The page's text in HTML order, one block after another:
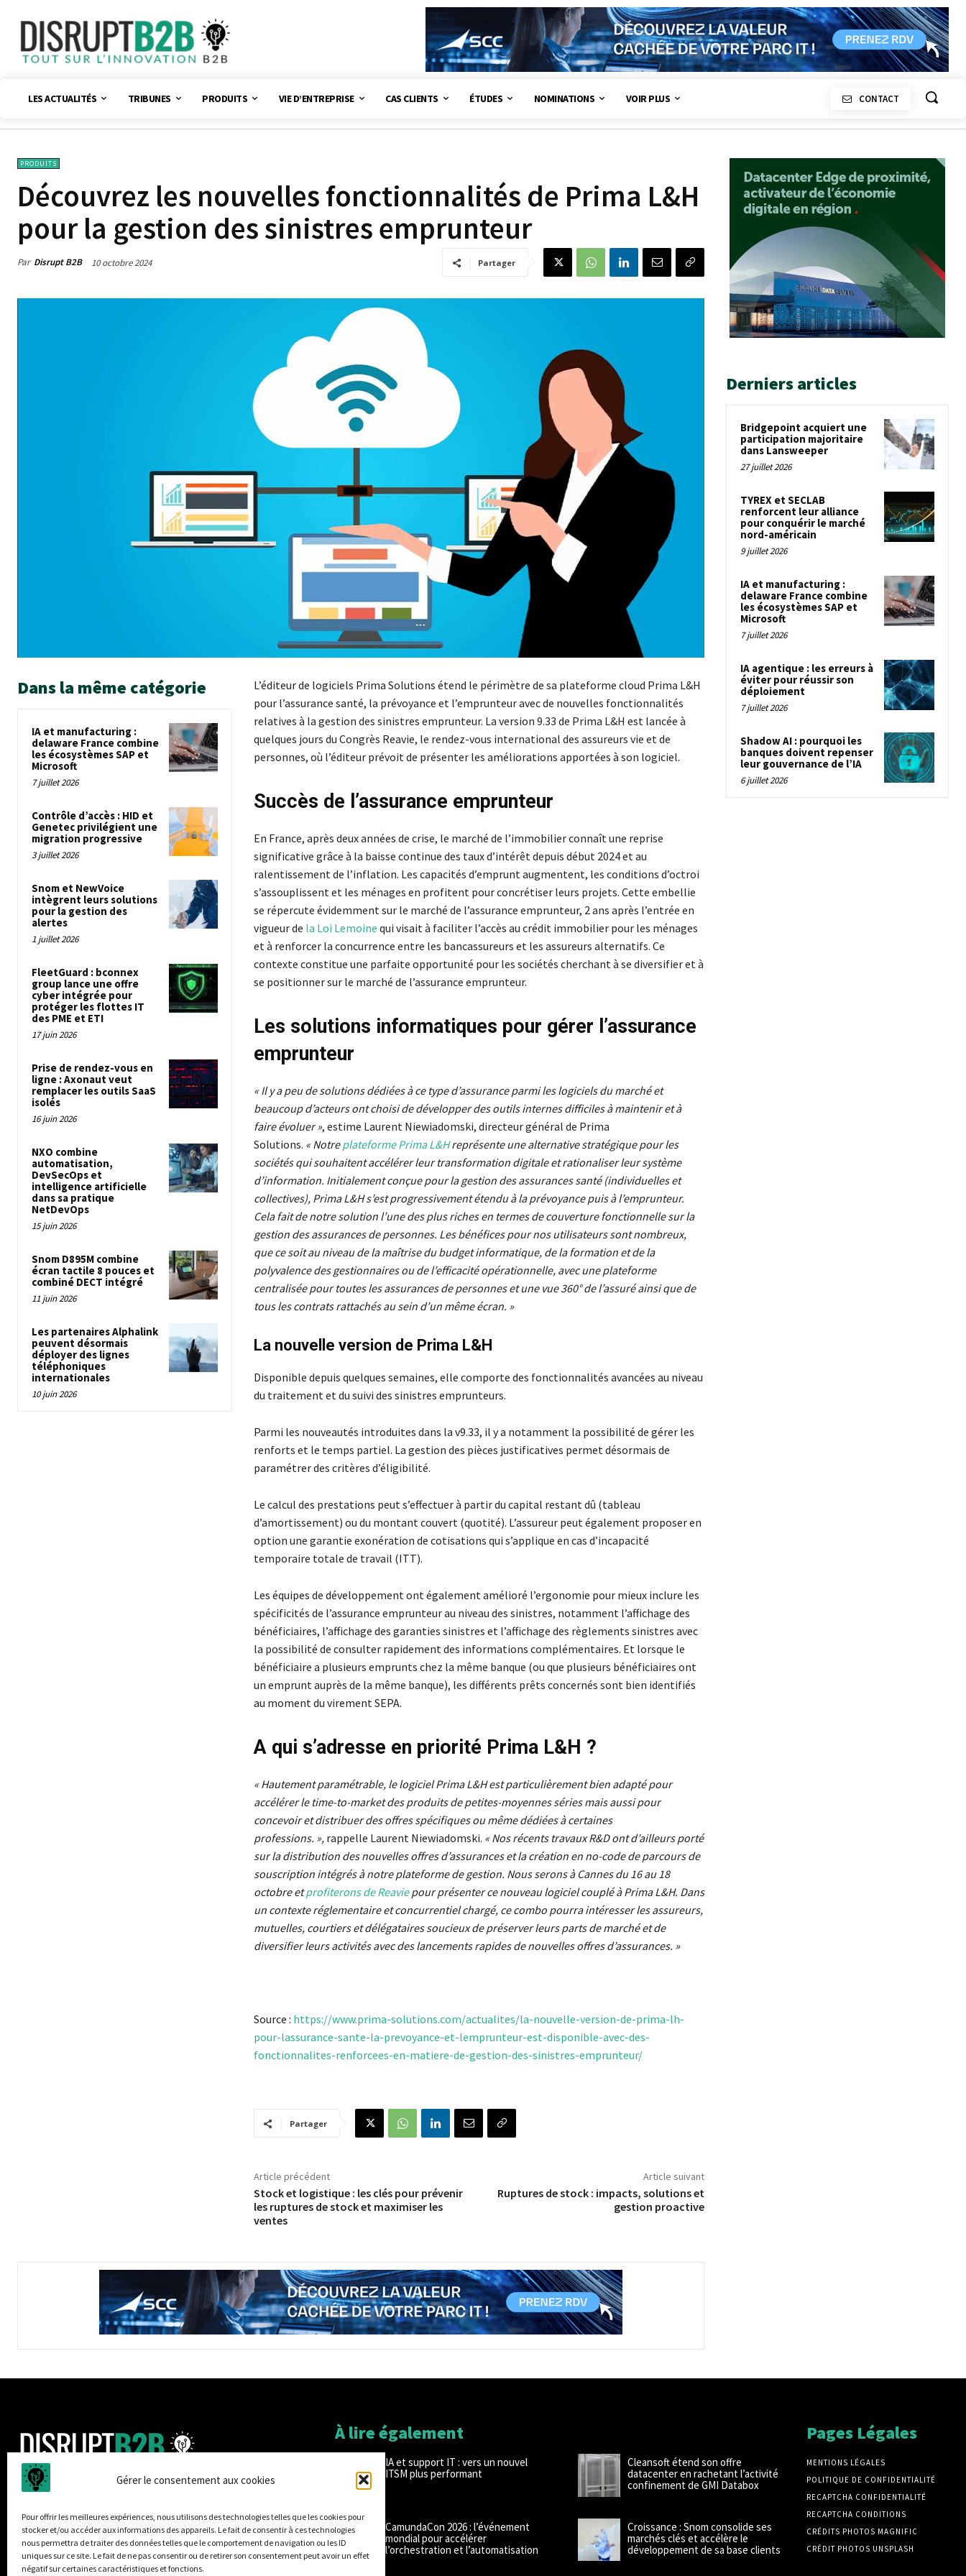
Gérer le consentement aux cookies
Pour offrir les meilleures expériences, nous utilisons des technologies telles que les cookies pour
stocker et/ou accéder aux informations des appareils. Le fait de consentir à ces technologies
nous permettra de traiter des données telles que le comportement de navigation ou les ID
uniques sur ce site. Le fait de ne pas consentir ou de retirer son consentement peut avoir un effet
négatif sur certaines caractéristiques et fonctions.
LES ACTUALITÉS TRIBUNES PRODUITS VIE D’ENTREPRISE CAS CLIENTS ÉTUDES NOMINATIONS VOIR PLUS CONTACT
PRODUITS
Découvrez les nouvelles fonctionnalités de Prima L&H
pour la gestion des sinistres emprunteur
Par Disrupt B2B 10 octobre 2024 Partager
Dans la même catégorie
IA et manufacturing :
delaware France combine
les écosystèmes SAP et
Microsoft
7 juillet 2026
Contrôle d’accès : HID et
Genetec privilégient une
migration progressive
3 juillet 2026
Snom et NewVoice
intègrent leurs solutions
pour la gestion des
alertes
1 juillet 2026
FleetGuard : bconnex
group lance une offre
cyber intégrée pour
protéger les flottes IT
des PME et ETI
17 juin 2026
Prise de rendez-vous en
ligne : Axonaut veut
remplacer les outils SaaS
isolés
16 juin 2026
NXO combine
automatisation,
DevSecOps et
intelligence artificielle
dans sa pratique
NetDevOps
15 juin 2026
Snom D895M combine
écran tactile 8 pouces et
combiné DECT intégré
11 juin 2026
Les partenaires Alphalink
peuvent désormais
déployer des lignes
téléphoniques
internationales
10 juin 2026
L’éditeur de logiciels Prima Solutions étend le périmètre de sa plateforme cloud Prima L&H
pour l’assurance santé, la prévoyance et l’emprunteur avec de nouvelles fonctionnalités
relatives à la gestion des sinistres emprunteur. La version 9.33 de Prima L&H est lancée à
quelques jours du Congrès Reavie, le rendez-vous international des assureurs vie et de
personnes, où l’éditeur prévoit de présenter les améliorations apportées à son logiciel.
Succès de l’assurance emprunteur
En France, après deux années de crise, le marché de l’immobilier connaît une reprise
significative grâce à la baisse continue des taux d’intérêt depuis début 2024 et au
ralentissement de l’inflation. Les capacités d’emprunt augmentent, les conditions d’octroi
s’assouplissent et les ménages en profitent pour concrétiser leurs projets. Cette embellie
se répercute évidemment sur le marché de l’assurance emprunteur, 2 ans après l’entrée en
vigueur de la Loi Lemoine qui visait à faciliter l’accès au crédit immobilier pour les ménages
et à renforcer la concurrence entre les bancassureurs et les assureurs alternatifs. Ce
contexte constitue une parfaite opportunité pour les sociétés cherchant à se diversifier et à
se positionner sur le marché de l’assurance emprunteur.
Les solutions informatiques pour gérer l’assurance
emprunteur
« Il y a peu de solutions dédiées à ce type d’assurance parmi les logiciels du marché et
beaucoup d’acteurs ont choisi de développer des outils internes difficiles à maintenir et à
faire évoluer », estime Laurent Niewiadomski, directeur général de Prima
Solutions. « Notreplateforme Prima L&Hreprésente une alternative stratégique pour les
sociétés qui souhaitent accélérer leur transformation digitale et rationaliser leur système
d’information. Initialement conçue pour la gestion des assurances santé (individuelles et
collectives), Prima L&H s’est progressivement étendu à la prévoyance puis à l’emprunteur.
Cela fait de notre solution l’une des plus riches en termes de couverture fonctionnelle sur la
gestion des assurances de personnes. Les bénéfices pour nos utilisateurs sont nombreux,
que ce soit au niveau de la maîtrise du budget informatique, de la formation et de la
polyvalence des gestionnaires ou de l’efficacité opérationnelle, avec une plateforme
centralisée pour toutes les assurances de personnes et une vue 360° de l’assuré ainsi que de
tous les contrats rattachés au sein d’un même écran. »
La nouvelle version de Prima L&H
Disponible depuis quelques semaines, elle comporte des fonctionnalités avancées au niveau
du traitement et du suivi des sinistres emprunteurs.
Parmi les nouveautés introduites dans la v9.33, il y a notamment la possibilité de gérer les
renforts et le temps partiel. La gestion des pièces justificatives permet désormais de
paramétrer des critères d’éligibilité.
Le calcul des prestations peut s’effectuer à partir du capital restant dû (tableau
d’amortissement) ou du montant couvert (quotité). L’assureur peut également proposer en
option une garantie exonération de cotisations qui s’applique en cas d’incapacité
temporaire totale de travail (ITT).
Les équipes de développement ont également amélioré l’ergonomie pour mieux inclure les
spécificités de l’assurance emprunteur au niveau des sinistres, notamment l’affichage des
bénéficiaires, l’affichage des garanties sinistres et l’affichage des règlements sinistres avec
la possibilité de consulter rapidement des informations complémentaires. Et lorsque le
bénéficiaire a plusieurs emprunts chez la même banque (ou que plusieurs bénéficiaires ont
un emprunt auprès de la même banque), les différents prêts concernés sont bien identifiés
au moment du virement SEPA.
A qui s’adresse en priorité Prima L&H ?
« Hautement paramétrable, le logiciel Prima L&H est particulièrement bien adapté pour
accélérer le time-to-market des produits de petites-moyennes séries mais aussi pour
concevoir et distribuer des offres spécifiques ou même dédiées à certaines
professions. »,rappelle Laurent Niewiadomski. « Nos récents travaux R&D ont d’ailleurs porté
sur la distribution des nouvelles offres d’assurances et la création en no-code de parcours de
souscription intégrés à notre plateforme de gestion. Nous serons à Cannes du 16 au 18
octobre etprofiterons de Reaviepour présenter ce nouveau logiciel couplé à Prima L&H. Dans
un contexte réglementaire et concurrentiel chargé, ce combo pourra intéresser les assureurs,
mutuelles, courtiers et délégataires soucieux de préserver leurs parts de marché et de
diversifier leurs activités avec des lancements rapides de nouvelles offres d’assurances. »
Source : https://www.prima-solutions.com/actualites/la-nouvelle-version-de-prima-lh-
pour-lassurance-sante-la-prevoyance-et-lemprunteur-est-disponible-avec-des-
fonctionnalites-renforcees-en-matiere-de-gestion-des-sinistres-emprunteur/
Partager
Article précédent
Stock et logistique : les clés pour prévenir
les ruptures de stock et maximiser les
ventes
Article suivant
Ruptures de stock : impacts, solutions et
gestion proactive
Derniers articles
Bridgepoint acquiert une
participation majoritaire
dans Lansweeper
27 juillet 2026
TYREX et SECLAB
renforcent leur alliance
pour conquérir le marché
nord-américain
9 juillet 2026
IA et manufacturing :
delaware France combine
les écosystèmes SAP et
Microsoft
7 juillet 2026
IA agentique : les erreurs à
éviter pour réussir son
déploiement
7 juillet 2026
Shadow AI : pourquoi les
banques doivent repenser
leur gouvernance de l’IA
6 juillet 2026
Disrupt B2B est un média dédié à la sécurité informatique
tribunes, des produits, des retours d'utilisateurs, des
évènements, des livres blancs et les nominations du
secteur. Retrouvez toutes les informations sur les
innovations digitales IT B2B.
À lire également
IA et support IT : vers un nouvel
ITSM plus performant
Cleansoft étend son offre
datacenter en rachetant l’activité
confinement de GMI Databox
CamundaCon 2026 : l’événement
mondial pour accélérer
l’orchestration et l’automatisation
Croissance : Snom consolide ses
marchés clés et accélère le
développement de sa base clients
Pages Légales
MENTIONS LÉGALES
POLITIQUE DE CONFIDENTIALITÉ
RECAPTCHA CONFIDENTIALITÉ
RECAPTCHA CONDITIONS
CRÉDITS PHOTOS MAGNIFIC
CRÉDIT PHOTOS UNSPLASH